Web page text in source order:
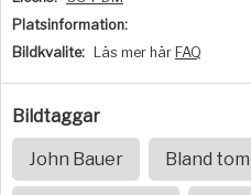
Platsinformation:
Bildkvalite:
Läs mer här FAQ
Bildtaggar
John Bauer Bland